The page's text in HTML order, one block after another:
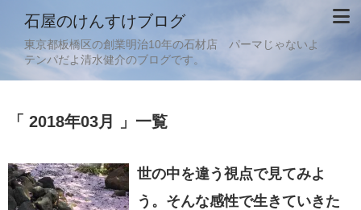
石屋のけんすけブログ
東京都板橋区の創業明治10年の石材店 パーマじゃないよ
テンパだよ清水健介のブログです。
「 2018年03月 」一覧
世の中を違う視点で見てみよ
う。そんな感性で生きていきた